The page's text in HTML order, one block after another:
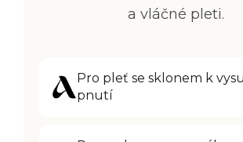
a vláčné pleti.
Pro pleť se sklonem k
pnutí